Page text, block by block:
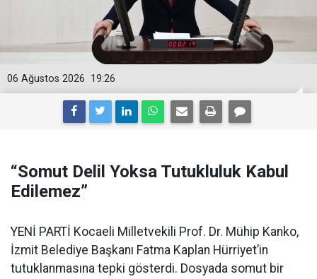
19:26
06 Ağustos 2026
“Somut Delil Yoksa Tutukluluk Kabul
Edilemez”
YENİ PARTİ Kocaeli Milletvekili Prof. Dr. Mühip Kanko,
İzmit Belediye Başkanı Fatma Kaplan Hürriyet’in
tutuklanmasına tepki gösterdi. Dosyada somut bir